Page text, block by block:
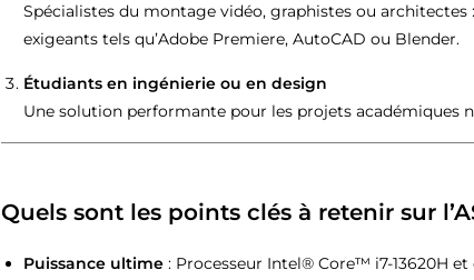
Spécialistes du montage vidéo, graphistes ou
exigeants tels qu’Adobe Premiere, AutoCAD ou Blender.
Étudiants en ingénierie ou en design
Une solution performante pour les projets académiques
Quels sont les points clés à retenir sur
Puissance ultime : Processeur Intel® Core™ i7-13620H